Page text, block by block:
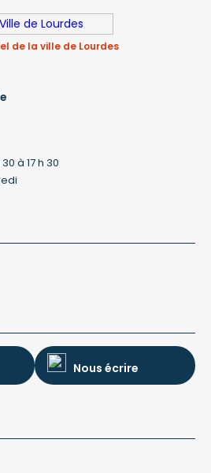
de la ville de Lourdes
à 17 h 30
Nous écrire